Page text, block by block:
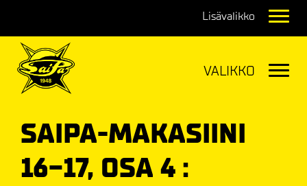
SAIPA-MAKASIINI
16-17, OSA 4 :